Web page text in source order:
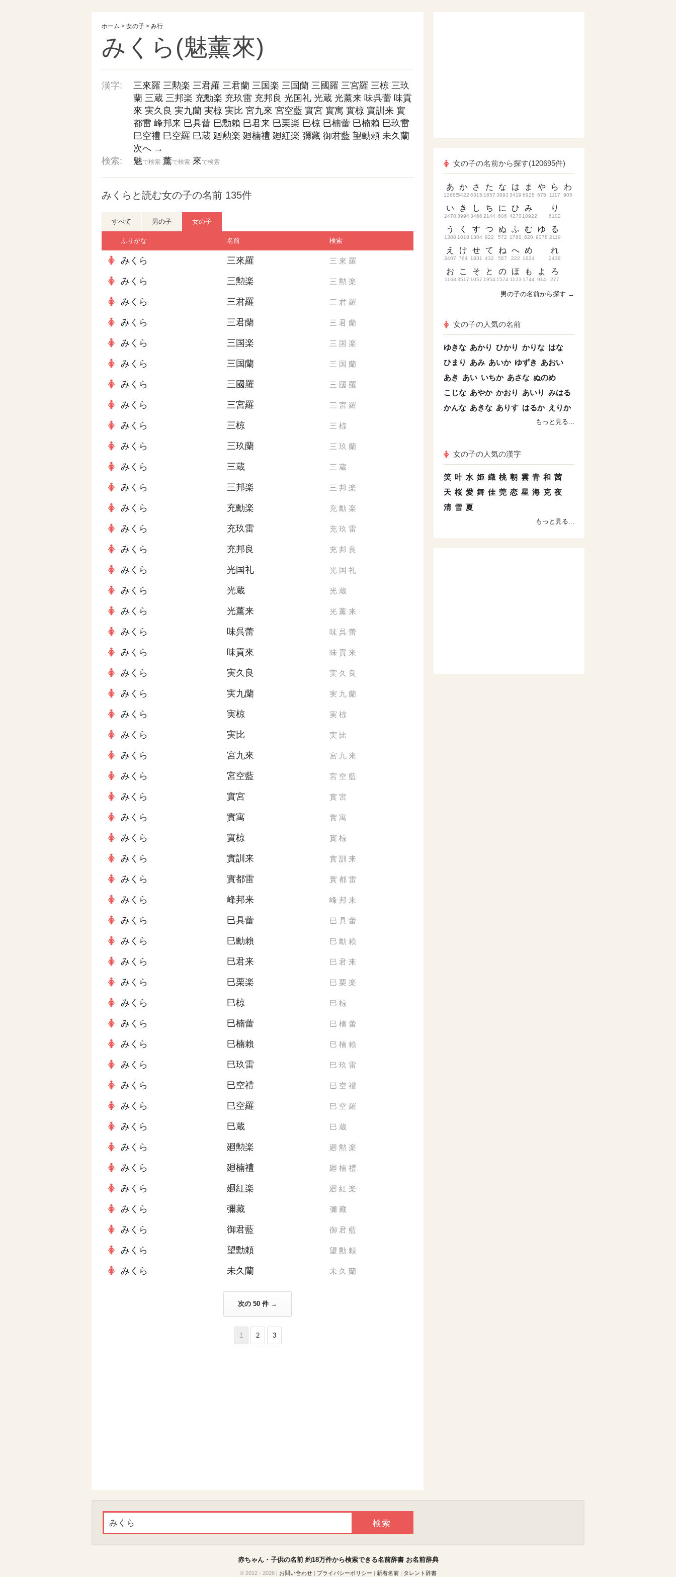
ホーム > 女の子 > み行
みくら(魅薰來)
漢字: 三來羅 三勲楽 三君羅 三君蘭 三国楽 三国蘭 三國羅 三宮羅 三椋 三玖
蘭 三蔵 三邦楽 充勳楽 充玖雷 充邦良 光国礼 光蔵 光薰来 味呉蕾 味貢
來 実久良 実九蘭 実椋 実比 宮九來 宮空藍 實宮 實寓 實椋 實訓来 實
都雷 峰邦来 巳具蕾 巳勳賴 巳君来 巳栗楽 巳椋 巳楠蕾 巳楠賴 巳玖雷
巳空禮 巳空羅 巳蔵 廻勲楽 廻楠禮 廻紅楽 彌藏 御君藍 望勳頼 未久蘭
次へ →
検索:
魅で検索 薰で検索 來で検索
みくらと読む女の子の名前 135件
すべて 男の子 女の子
ふりがな 名前 検索
みくら 三來羅 三 來 羅
みくら 三勲楽 三 勲 楽
みくら 三君羅 三 君 羅
みくら 三君蘭 三 君 蘭
みくら 三国楽 三 国 楽
みくら 三国蘭 三 国 蘭
みくら 三國羅 三 國 羅
みくら 三宮羅 三 宮 羅
みくら 三椋 三 椋
みくら 三玖蘭 三 玖 蘭
みくら 三蔵 三 蔵
みくら 三邦楽 三 邦 楽
みくら 充勳楽 充 勳 楽
みくら 充玖雷 充 玖 雷
みくら 充邦良 充 邦 良
みくら 光国礼 光 国 礼
みくら 光蔵 光 蔵
みくら 光薰来 光 薰 来
みくら 味呉蕾 味 呉 蕾
みくら 味貢來 味 貢 來
みくら 実久良 実 久 良
みくら 実九蘭 実 九 蘭
みくら 実椋 実 椋
みくら 実比 実 比
みくら 宮九來 宮 九 來
みくら 宮空藍 宮 空 藍
みくら 實宮 實 宮
みくら 實寓 實 寓
みくら 實椋 實 椋
みくら 實訓来 實 訓 来
みくら 實都雷 實 都 雷
みくら 峰邦来 峰 邦 来
みくら 巳具蕾 巳 具 蕾
みくら 巳勳賴 巳 勳 賴
みくら 巳君来 巳 君 来
みくら 巳栗楽 巳 栗 楽
みくら 巳椋 巳 椋
みくら 巳楠蕾 巳 楠 蕾
みくら 巳楠賴 巳 楠 賴
みくら 巳玖雷 巳 玖 雷
みくら 巳空禮 巳 空 禮
みくら 巳空羅 巳 空 羅
みくら 巳蔵 巳 蔵
みくら 廻勲楽 廻 勲 楽
みくら 廻楠禮 廻 楠 禮
みくら 廻紅楽 廻 紅 楽
みくら 彌藏 彌 藏
みくら 御君藍 御 君 藍
みくら 望勳頼 望 勳 頼
みくら 未久蘭 未 久 蘭
次の 50 件 →
1 2 3
女の子の名前から探す(120695件)
あ
12685
い
2470
う
1380
え
3407
お
1168
か
5422
き
3994
く
1018
け
764
こ
3517
さ
6315
し
3466
す
1304
せ
1831
そ
1057
た
1657
ち
2144
つ
922
て
432
と
1954
な
3893
に
606
ぬ
572
ね
567
の
1574
は
3419
ひ
4270
ふ
1760
へ
222
ほ
1123
ま
6928
み
10922
む
620
め
1624
も
1744
や
675
ゆ
9378
よ
914
ら
1117
り
6102
る
2119
れ
2439
ろ
277
わ
905
男の子の名前から探す →
女の子の人気の名前
ゆきな あかり ひかり かりな はな
ひまり
あみ あいか ゆずき あおい
あき あい いちか あさな ぬのめ
こじな あやか かおり あいり みはる
かんな あきな ありす はるか えりか
もっと見る...
女の子の人気の漢字
笑 叶 水 姫 織 桃 朝 雲 青 和 茜
天 桜 愛 舞 佳 莞 恋 星 海 克 夜
清 雪 夏
もっと見る...
赤ちゃん・子供の名前 約18万件から検索できる名前辞書 お名前辞典
© 2012 - 2026| お問い合わせ| プライバシーポリシー | 新着名前| タレント辞書